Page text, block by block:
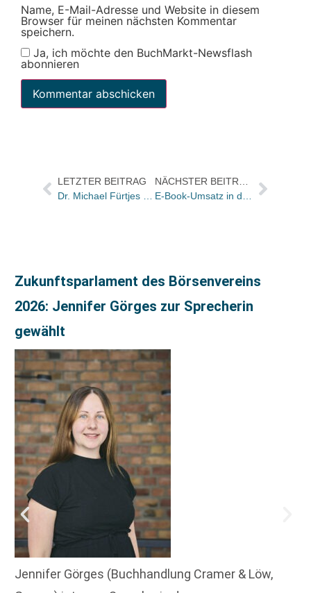
Name, E-Mail-Adresse und Website in diesem
Browser für meinen nächsten Kommentar
speichern.
Ja, ich möchte den BuchMarkt-Newsflash
abonnieren
LETZTER BEITRAG
Zukunftsparlament des Börsenvereins
2026: Jennifer Görges zur Sprecherin
gewählt
Jennifer Görges (Buchhandlung Cramer & Löw,